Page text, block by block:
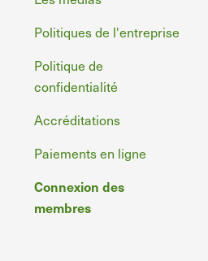
Politiques de l'entreprise
Politique de
confidentialité
Accréditations
Paiements en ligne
Connexion des
membres